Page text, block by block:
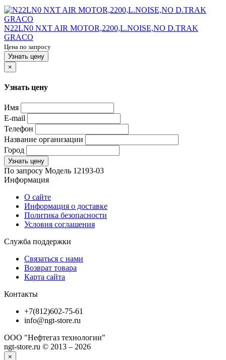
N22LN0 NXT AIR MOTOR,2200,L.NOISE,NO D.TRAK
GRACO
Цена по запросу
Узнать цену
×
Узнать цену
Имя
E-mail
Телефон
Название организации
Город
Узнать цену
По запросу Модель 12193-03
Информация
О сайте
Информация о доставке
Политика безопасности
Условия соглашения
Служба поддержки
Связаться с нами
Возврат товара
Карта сайта
Контакты
+7(812)602-75-61
info@ngt-store.ru
ООО "Нефтегаз технологии"
ngt-store.ru © 2013 – 2026
×